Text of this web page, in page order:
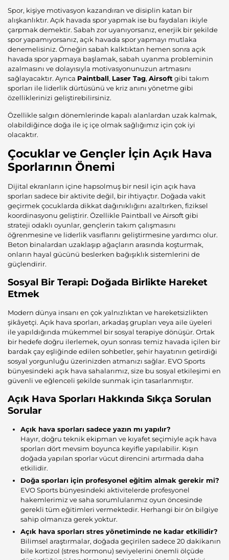
Spor, kişiye motivasyon kazandıran ve disiplin katan bir
alışkanlıktır. Açık havada spor yapmak ise bu faydaları ikiyle
çarpmak demektir. Sabah zor uyanıyorsanız, enerjik bir şekilde
spor yapamıyorsanız, açık havada spor yapmayı mutlaka
denemelisiniz. Örneğin sabah kalktıktan hemen sonra açık
havada spor yapmaya başlamak, sabah uyanma probleminin
azalmasını ve dolayısıyla motivasyonunuzun artmasını
sağlayacaktır. Ayrıca Paintball, Laser Tag, Airsoft gibi takım
sporları ile liderlik dürtüsünü ve kriz anını yönetme gibi
özelliklerinizi geliştirebilirsiniz.
Özellikle salgın dönemlerinde kapalı alanlardan uzak kalmak,
olabildiğince doğa ile iç içe olmak sağlığımız için çok iyi
olacaktır.
Çocuklar ve Gençler İçin Açık Hava
Sporlarının Önemi
Dijital ekranların içine hapsolmuş bir nesil için açık hava
sporları sadece bir aktivite değil, bir ihtiyaçtır. Doğada vakit
geçirmek çocuklarda dikkat dağınıklığını azaltırken, fiziksel
koordinasyonu geliştirir. Özellikle Paintball veAirsoftgibi
strateji odaklı oyunlar, gençlerin takım çalışmasını
öğrenmesine ve liderlik vasıflarını geliştirmesine yardımcı olur.
Beton binalardan uzaklaşıp ağaçların arasında koşturmak,
onların hayal gücünü beslerken bağışıklık sistemlerini de
güçlendirir.
Sosyal Bir Terapi: Doğada Birlikte Hareket
Etmek
Modern dünya insanı en çok yalnızlıktan ve hareketsizlikten
şikâyetçi. Açık hava sporları, arkadaş grupları veya aile üyeleri
ile yapıldığında mükemmel bir sosyal terapiye dönüşür. Ortak
bir hedefe doğru ilerlemek, oyun sonrası temiz havada içilen bir
bardak çay eşliğinde edilen sohbetler, şehir hayatının getirdiği
sosyal yorgunluğu üzerinizden atmanızı sağlar. EVO Sports
bünyesindeki açık hava sahalarımız, size bu sosyal etkileşimi en
güvenli ve eğlenceli şekilde sunmak için tasarlanmıştır.
Açık Hava Sporları Hakkında Sıkça Sorulan
Sorular
Açık hava sporları sadece yazın mı yapılır?
Hayır, doğru teknik ekipman ve kıyafet seçimiyle açık hava
sporları dört mevsim boyunca keyifle yapılabilir. Kışın
doğada yapılan sporlar vücut direncini artırmada daha
etkilidir.
Doğa sporları için profesyonel eğitim almak gerekir mi?
EVO Sports bünyesindeki aktivitelerde profesyonel
hakemlerimiz ve saha sorumlularımız oyun öncesinde
gerekli tüm eğitimleri vermektedir. Herhangi bir ön bilgiye
sahip olmanıza gerek yoktur.
Açık hava sporları stres yönetiminde ne kadar etkilidir?
Bilimsel araştırmalar, doğada geçirilen sadece 20 dakikanın
bile kortizol (stres hormonu) seviyelerini önemli ölçüde